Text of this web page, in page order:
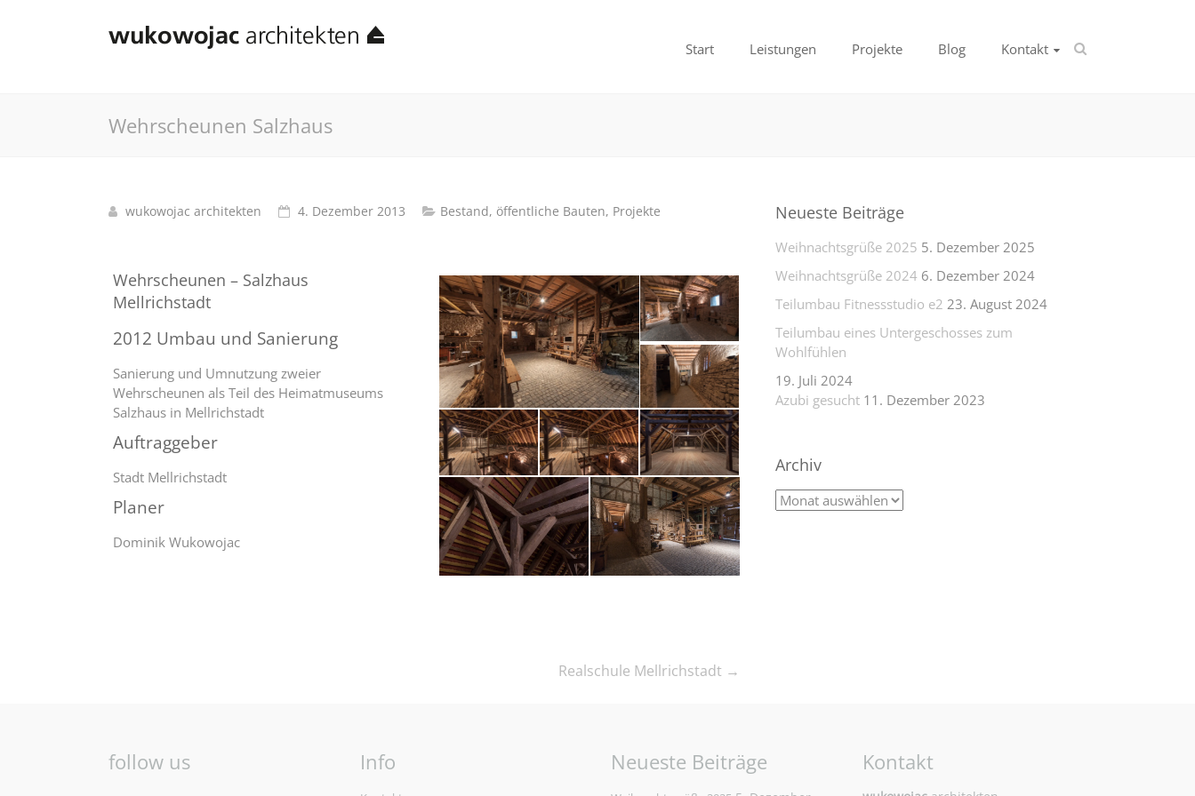
Start Leistungen Projekte Blog Kontakt
Wehrscheunen Salzhaus
wukowojac architekten 4. Dezember 2013 Bestand, öffentliche Bauten, Projekte
Wehrscheunen – Salzhaus
Mellrichstadt
2012 Umbau und Sanierung
Sanierung und Umnutzung zweier
Wehrscheunen als Teil des Heimatmuseums
Salzhaus in Mellrichstadt
Auftraggeber
Stadt Mellrichstadt
Planer
Dominik Wukowojac
Realschule Mellrichstadt →
Neueste Beiträge
Weihnachtsgrüße 2025 5. Dezember 2025
Weihnachtsgrüße 2024 6. Dezember 2024
Teilumbau Fitnessstudio e2 23. August 2024
Teilumbau eines Untergeschosses zum
Wohlfühlen
19. Juli 2024
Azubi gesucht 11. Dezember 2023
Archiv
follow us Info Neueste Beiträge Kontakt